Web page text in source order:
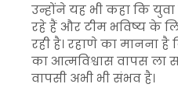
उन्होंने यह भी कहा कि
रहे हैं और टीम भविष्य के
रही है। रहाणे का मानना
का आत्मविश्वास वापस ला
वापसी अभी भी संभव है।